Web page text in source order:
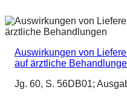
Auswirkungen von
auf ärztliche
Jg. 60, S. 56DB01;